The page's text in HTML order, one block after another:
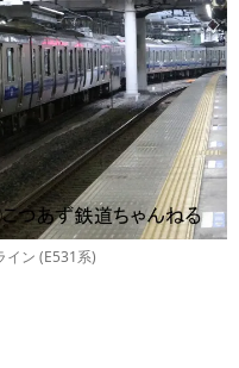
イン (E531系)